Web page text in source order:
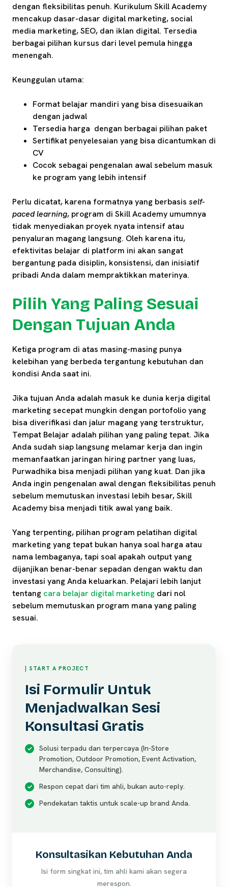
dengan fleksibilitas penuh. Kurikulum Skill Academy
mencakup dasar-dasar digital marketing, social
media marketing, SEO, dan iklan digital. Tersedia
berbagai pilihan kursus dari level pemula hingga
menengah.
Keunggulan utama:
Format belajar mandiri yang bisa disesuaikan
dengan jadwal
Tersedia harga dengan berbagai pilihan paket
Sertifikat penyelesaian yang bisa dicantumkan di
CV
Cocok sebagai pengenalan awal sebelum masuk
ke program yang lebih intensif
Perlu dicatat, karena formatnya yang berbasis self-
paced learning, program di Skill Academy umumnya
tidak menyediakan proyek nyata intensif atau
penyaluran magang langsung. Oleh karena itu,
efektivitas belajar di platform ini akan sangat
bergantung pada disiplin, konsistensi, dan inisiatif
pribadi Anda dalam mempraktikkan materinya.
Pilih Yang Paling Sesuai
Dengan Tujuan Anda
Ketiga program di atas masing-masing punya
kelebihan yang berbeda tergantung kebutuhan dan
kondisi Anda saat ini.
Jika tujuan Anda adalah masuk ke dunia kerja digital
marketing secepat mungkin dengan portofolio yang
bisa diverifikasi dan jalur magang yang terstruktur,
Tempat Belajar adalah pilihan yang paling tepat. Jika
Anda sudah siap langsung melamar kerja dan ingin
memanfaatkan jaringan hiring partner yang luas,
Purwadhika bisa menjadi pilihan yang kuat. Dan jika
Anda ingin pengenalan awal dengan fleksibilitas penuh
sebelum memutuskan investasi lebih besar, Skill
Academy bisa menjadi titik awal yang baik.
Yang terpenting, pilihan program pelatihan digital
marketing yang tepat bukan hanya soal harga atau
nama lembaganya, tapi soal apakah output yang
dijanjikan benar-benar sepadan dengan waktu dan
investasi yang Anda keluarkan. Pelajari lebih lanjut
tentang cara belajar digital marketing dari nol
sebelum memutuskan program mana yang paling
sesuai.
| START A PROJECT
Isi Formulir Untuk
Menjadwalkan Sesi
Konsultasi Gratis
Solusi terpadu dan terpercaya (In-Store
Promotion, Outdoor Promotion, Event Activation,
Merchandise, Consulting).
Respon cepat dari tim ahli, bukan auto-reply.
Pendekatan taktis untuk scale-up brand Anda.
Konsultasikan Kebutuhan Anda
Isi form singkat ini, tim ahli kami akan segera
merespon.